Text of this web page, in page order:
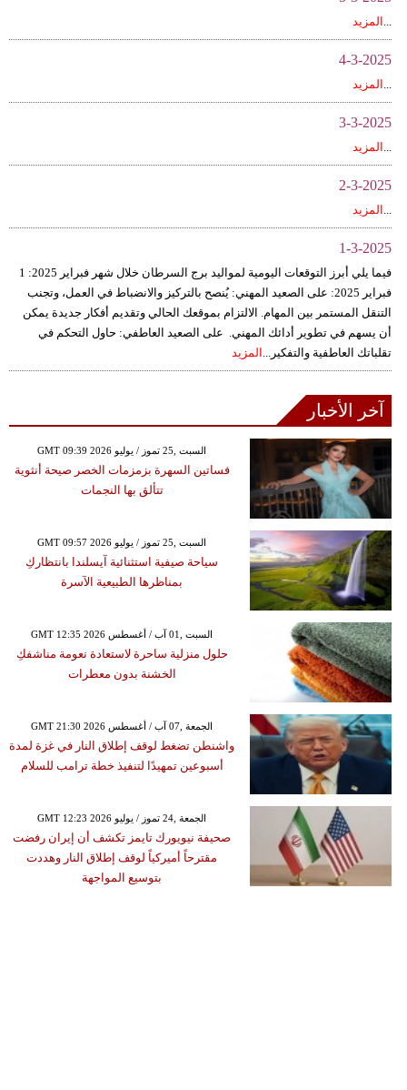
... المزيد
4-3-2025
... المزيد
3-3-2025
... المزيد
2-3-2025
... المزيد
1-3-2025
فيما يلي أبرز التوقعات اليومية لمواليد برج السرطان خلال شهر فبراير 2025: 1
فبراير 2025: على الصعيد المهني: يُنصح بالتركيز والانضباط في العمل، وتجنب
التنقل المستمر بين المهام. الالتزام بموقعك الحالي وتقديم أفكار جديدة يمكن
أن يسهم في تطوير أدائك المهني. على الصعيد العاطفي: حاول التحكم في
تقلباتك العاطفية والتفكير... المزيد
آخر الأخبار
GMT 09:39 2026 السبت ,25 تموز / يوليو
فساتين السهرة بزمزمات الخصر صيحة أنثوية
تتألق بها النجمات
GMT 09:57 2026 السبت ,25 تموز / يوليو
سياحة صيفية استثنائية آيسلندا بانتظاركِ
بمناظرها الطبيعية الآسرة
GMT 12:35 2026 السبت ,01 آب / أغسطس
حلول منزلية ساحرة لاستعادة نعومة مناشفكِ
الخشنة بدون معطرات
GMT 21:30 2026 الجمعة ,07 آب / أغسطس
واشنطن تضغط لوقف إطلاق النار في غزة لمدة
أسبوعين تمهيدًا لتنفيذ خطة ترامب للسلام
GMT 12:23 2026 الجمعة ,24 تموز / يوليو
صحيفة نيويورك تايمز تكشف أن إيران رفضت
مقترحاً أميركياً لوقف إطلاق النار وهددت
بتوسيع المواجهة